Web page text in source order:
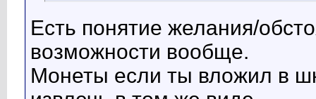
Есть понятие желания/
возможности вообще.
Монеты если ты вложил в